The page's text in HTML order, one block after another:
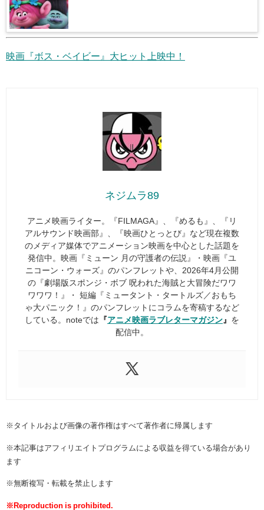
映画『ボス・ベイビー』大ヒット上映中！
ネジムラ89
アニメ映画ライター。『FILMAGA』、『めるも』、『リ
アルサウンド映画部』、『映画ひとっとび』など現在複数
のメディア媒体でアニメーション映画を中心とした話題を
発信中。映画『ミューン 月の守護者の伝説』・映画『ユ
ニコーン・ウォーズ』のパンフレットや、2026年4月公開
の『劇場版スポンジ・ボブ 呪われた海賊と大冒険だワワ
ワワワ！』・ 短編『ミュータント・タートルズ／おもち
ゃ大パニック！』のパンフレットにコラムを寄稿するなど
している。noteでは 『アニメ映画ラブレターマガジン 』 を
配信中。
※タイトルおよび画像の著作権はすべて著作者に帰属します
※本記事はアフィリエイトプログラムによる収益を得ている場合があり
ます
※無断複写・転載を禁止します
※Reproduction is prohibited.